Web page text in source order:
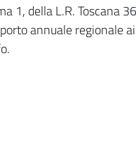
1, della L.R. Toscana
annuale regionale